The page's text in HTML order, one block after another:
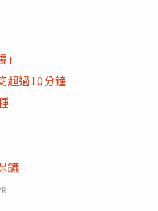
超過10分鐘
鑣